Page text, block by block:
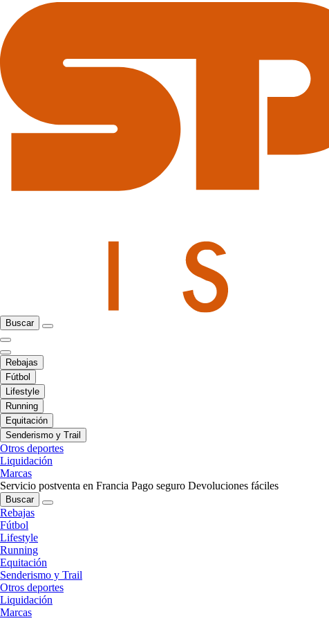
Buscar
Rebajas
Fútbol
Lifestyle
Running
Equitación
Senderismo y Trail
Otros deportes
Liquidación
Marcas
Servicio postventa en Francia Pago seguro Devoluciones fáciles
Buscar
Rebajas
Fútbol
Lifestyle
Running
Equitación
Senderismo y Trail
Otros deportes
Liquidación
Marcas